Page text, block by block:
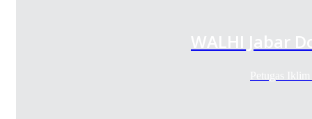
WALHI Jabar
Petugas